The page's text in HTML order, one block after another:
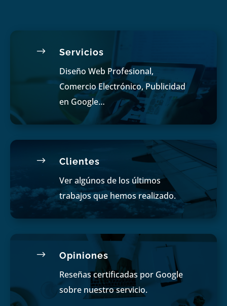
$ Servicios
Diseño Web Profesional,
Comercio Electrónico, Publicidad
en Google…
$ Clientes
Ver algúnos de los últimos
trabajos que hemos realizado.
$ Opiniones
Reseñas certificadas por Google
sobre nuestro servicio.